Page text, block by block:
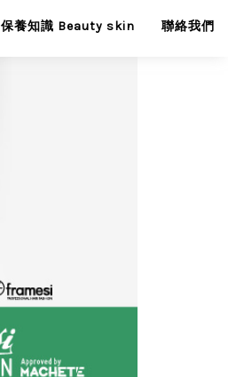
保養知識 Beauty skin 聯絡我們